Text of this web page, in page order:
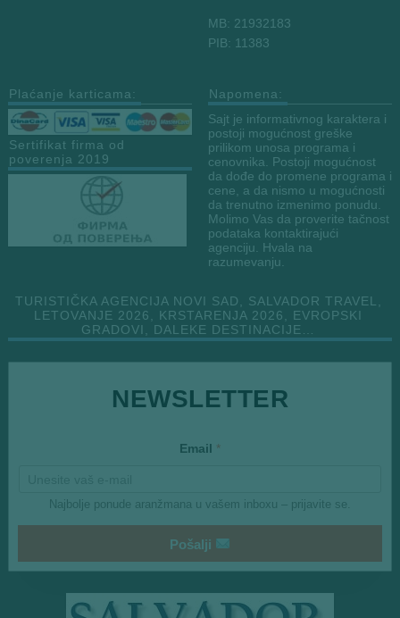
MB: 21932183
PIB: 11383
Plaćanje karticama:
Sertifikat firma od
poverenja 2019
Napomena:
Sajt je informativnog karaktera i
postoji mogućnost greške
prilikom unosa programa i
cenovnika. Postoji mogućnost
da dođe do promene programa i
cene, a da nismo u mogućnosti
da trenutno izmenimo ponudu.
Molimo Vas da proverite tačnost
podataka kontaktirajući
agenciju. Hvala na
razumevanju.
TURISTIČKA AGENCIJA NOVI SAD, SALVADOR TRAVEL,
LETOVANJE 2026, KRSTARENJA 2026, EVROPSKI
GRADOVI, DALEKE DESTINACIJE…
NEWSLETTER
*
Email *
Najbolje ponude aranžmana u vašem inboxu – prijavite se.
Pošalji